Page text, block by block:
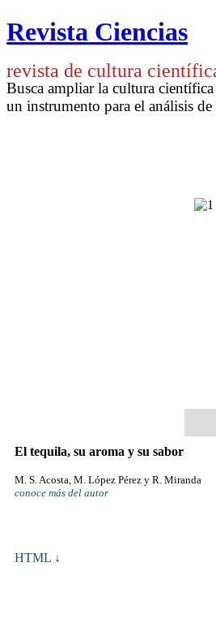
Revista Ciencias
revista de cultura
Busca ampliar la cultura
un instrumento para el análisis
El tequila, su aroma y su sabor
M. S. Acosta, M. López Pérez y R. Miranda
conoce más del autor
HTML ↓